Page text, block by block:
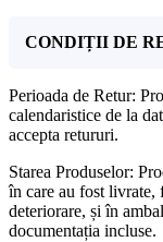
CONDIȚII DE
Perioada de Retur:
calendaristice de la
accepta retururi.
Starea Produselor:
în care au fost livrate,
deteriorare, și în
documentația incluse.